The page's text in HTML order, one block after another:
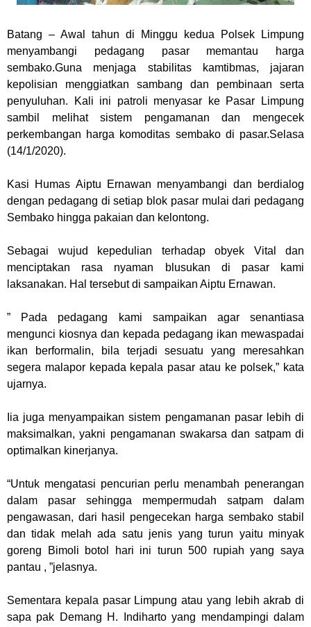
Batang – Awal tahun di Minggu kedua Polsek Limpung
menyambangi pedagang pasar memantau harga
sembako.Guna menjaga stabilitas kamtibmas, jajaran
kepolisian menggiatkan sambang dan pembinaan serta
penyuluhan. Kali ini patroli menyasar ke Pasar Limpung
sambil melihat sistem pengamanan dan mengecek
perkembangan harga komoditas sembako di pasar.Selasa
(14/1/2020).
Kasi Humas Aiptu Ernawan menyambangi dan berdialog
dengan pedagang di setiap blok pasar mulai dari pedagang
Sembako hingga pakaian dan kelontong.
Sebagai wujud kepedulian terhadap obyek Vital dan
menciptakan rasa nyaman blusukan di pasar kami
laksanakan. Hal tersebut di sampaikan Aiptu Ernawan.
” Pada pedagang kami sampaikan agar senantiasa
mengunci kiosnya dan kepada pedagang ikan mewaspadai
ikan berformalin, bila terjadi sesuatu yang meresahkan
segera malapor kepada kepala pasar atau ke polsek,” kata
ujarnya.
Iia juga menyampaikan sistem pengamanan pasar lebih di
maksimalkan, yakni pengamanan swakarsa dan satpam di
optimalkan kinerjanya.
“Untuk mengatasi pencurian perlu menambah penerangan
dalam pasar sehingga mempermudah satpam dalam
pengawasan, dari hasil pengecekan harga sembako stabil
dan tidak melah ada satu jenis yang turun yaitu minyak
goreng Bimoli botol hari ini turun 500 rupiah yang saya
pantau , ”jelasnya.
Sementara kepala pasar Limpung atau yang lebih akrab di
sapa pak Demang H. Indiharto yang mendampingi dalam